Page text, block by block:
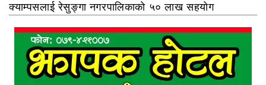
क्याम्पसलाई रेसुङ्गा नगरपालिकाको ५० लाख सहयोग